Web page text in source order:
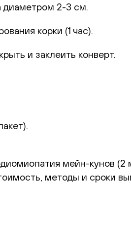
диаметром 2-3 см.
корки (1 час).
и заклеить конверт.
мейн-кунов
методы и сроки